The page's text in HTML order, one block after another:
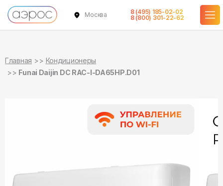
Москва
8 (495) 185-02-02
8 (800) 301-22-62
Главная
Кондиционеры
Funai Daijin DC RAC-I-DA65HP.D01
в наличии
в наличии